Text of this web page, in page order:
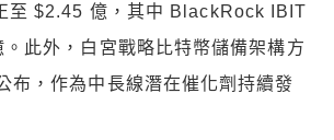
至 $2.45 億，其中 BlackRock IBIT
此外，白宮戰略比特幣儲備架構方
布，作為中長線潛在催化劑持續發